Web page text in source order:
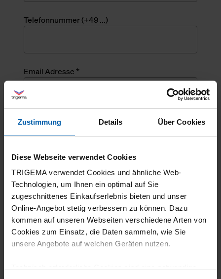
Zustimmung Details Über Cookies
Diese Webseite verwendet Cookies
TRIGEMA verwendet Cookies und ähnliche Web-
Technologien, um Ihnen ein optimal auf Sie
zugeschnittenes Einkaufserlebnis bieten und unser
Online-Angebot stetig verbessern zu können. Dazu
kommen auf unseren Webseiten verschiedene Arten von
Cookies zum Einsatz, die Daten sammeln, wie Sie
unsere Angebote auf welchen Geräten nutzen.
Telefonnummer (+49 ...)
Email Adresse *
Angefragte Menge *
Mehrzeiliger Text